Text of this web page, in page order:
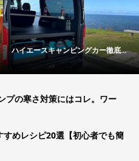
イド｜失... 「トウキョウクラフト
プの寒さ対策にはコレ。ワー
すめレシピ20選【初心者でも簡